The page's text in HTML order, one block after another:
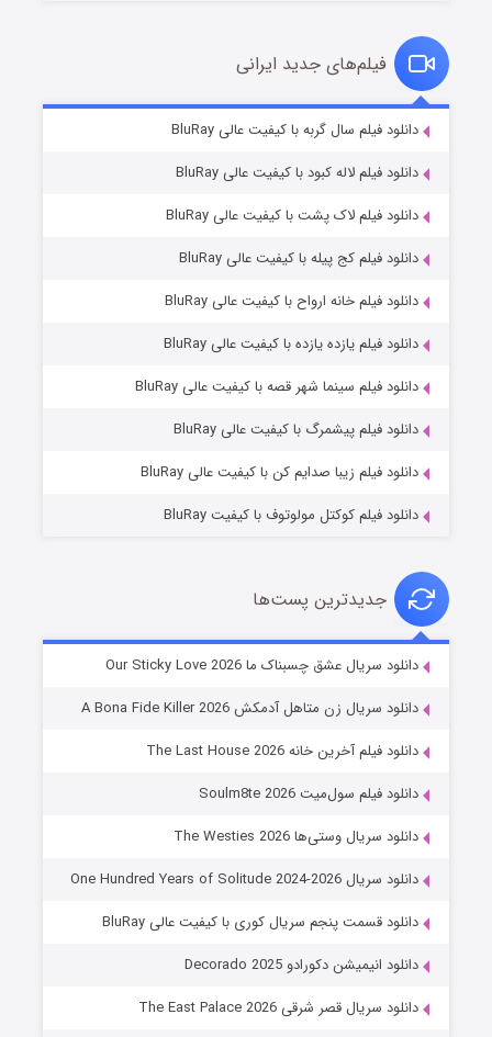
قسمت۶ (زیرنویس) منتشر شد
شوهر
عملیات آپارتمان
قسمت۲ (زیرنویس) منتشر شد
فیلم‌های جدید ایرانی
دانلود فیلم سال گربه با کیفیت عالی BluRay
دانلود فیلم لاله کبود با کیفیت عالی BluRay
دانلود فیلم لاک پشت با کیفیت عالی BluRay
دانلود فیلم کج‌ پیله با کیفیت عالی BluRay
دانلود فیلم خانه ارواح با کیفیت عالی BluRay
دانلود فیلم یازده یازده با کیفیت عالی BluRay
دانلود فیلم سینما شهر قصه با کیفیت عالی BluRay
دانلود فیلم پیشمرگ با کیفیت عالی BluRay
دانلود فیلم زیبا صدایم کن با کیفیت عالی BluRay
دانلود فیلم کوکتل مولوتوف با کیفیت BluRay
جدیدترین پست‌ها
دانلود سریال عشق چسبناک ما Our Sticky Love 2026
دانلود سریال زن متاهل آدمکش A Bona Fide Killer 2026
دانلود فیلم آخرین خانه The Last House 2026
دانلود فیلم سول‌میت Soulm8te 2026
دانلود سریال وستی‌ها The Westies 2026
دانلود سریال One Hundred Years of Solitude 2024-2026
دانلود قسمت پنجم سریال کوری با کیفیت عالی BluRay
دانلود انیمیشن دکورادو Decorado 2025
دانلود سریال قصر شرقی The East Palace 2026